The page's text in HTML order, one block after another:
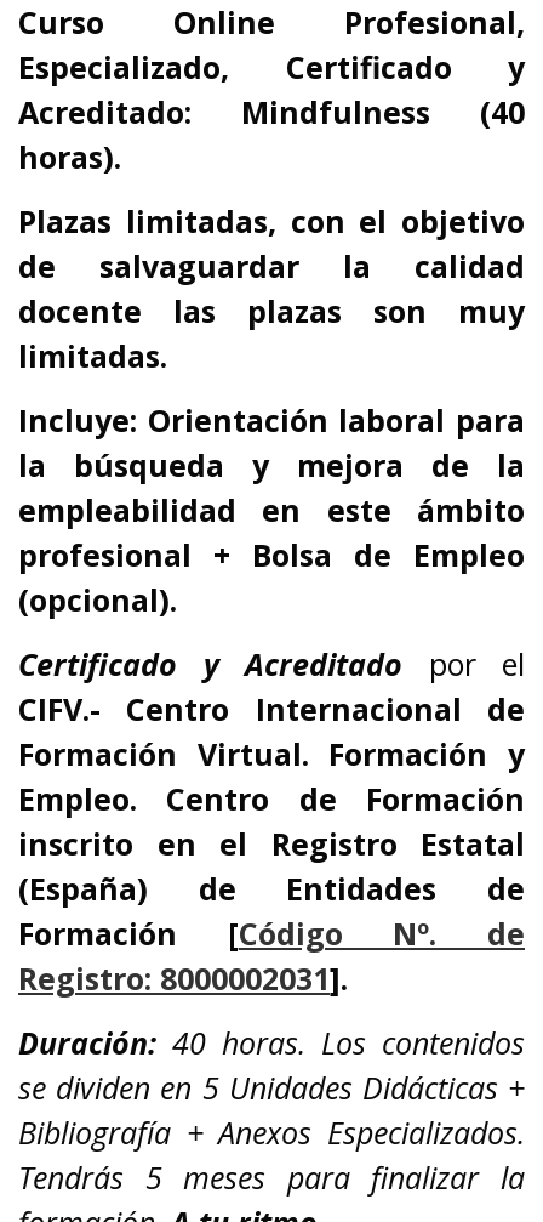
Curso Online Profesional,
Especializado, Certificado y
Acreditado: Mindfulness (40
horas).
Plazas limitadas, con el objetivo
de salvaguardar la calidad
docente las plazas son muy
limitadas.
Incluye: Orientación laboral para
la búsqueda y mejora de la
empleabilidad en este ámbito
profesional + Bolsa de Empleo
(opcional).
Certificado y Acreditado por el
CIFV.- Centro Internacional de
Formación Virtual. Formación y
Empleo. Centro de Formación
inscrito en el Registro Estatal
(España) de Entidades de
Formación [Código Nº. de
Registro: 8000002031].
Duración: 40 horas. Los contenidos
se dividen en 5 Unidades Didácticas +
Bibliografía + Anexos Especializados.
Tendrás 5 meses para finalizar la